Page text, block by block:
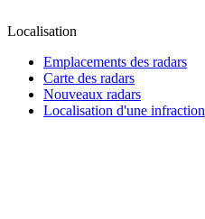
Localisation
Emplacements des radars
Carte des radars
Nouveaux radars
Localisation d'une infraction